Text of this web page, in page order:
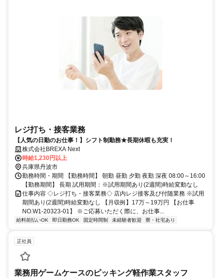
レジ打ち・接客業務
【人気の日勤のお仕事！】シフト制勤務★長期休暇も充実！
株式会社BREXA Next
時給1,230円以上
兵庫県丹波市
勤務時間・期間 【勤務時間】 朝勤 昼勤 夕勤 夜勤 深夜 08:00～16:00
【勤務期間】 長期 試用期間：※試用期間あり(2週間)時給変動なし
仕事内容 ◇レジ打ち・接客業務◇ 店内レジ接客及び付随業務 ※試用
期間あり(2週間)時給変動なし 【月収例】17万～19万円 【お仕事
NO.W1-20323-01】 ※ご応募いただく際に、お仕事...
給料前払いOK 即日勤務OK 固定時間制 未経験者歓迎 寮・社宅あり
正社員
業務用ゲームケースのピッキング軽作業スタッフ